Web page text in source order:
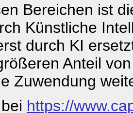
Bereichen ist
Künstliche
durch KI
Anteil
Zuwendung
https://